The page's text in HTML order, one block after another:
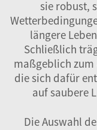
sie robust,
längere
Schließlich
maßgeblich zum
die sich dafür
auf saubere
Die Auswahl